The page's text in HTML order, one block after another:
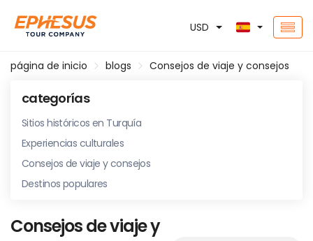
USD
página de inicio blogs Consejos de viaje y consejos
categorías
Sitios históricos en Turquía
Experiencias culturales
Consejos de viaje y consejos
Destinos populares
Consejos de viaje y